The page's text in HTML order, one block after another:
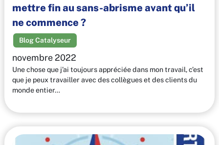
mettre fin au sans-abrisme avant qu’il
ne commence ?
Blog Catalyseur
novembre 2022
Une chose que j’ai toujours appréciée dans mon travail, c’est
que je peux travailler avec des collègues et des clients du
monde entier…